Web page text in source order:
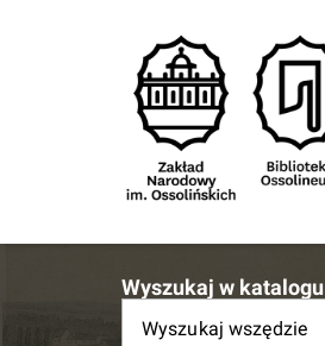
Wyszukaj w katalogu
Wyszukaj wszędzie